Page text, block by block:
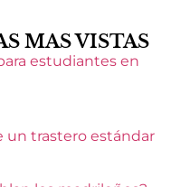
MAS VISTAS
estudiantes en
un trastero estándar